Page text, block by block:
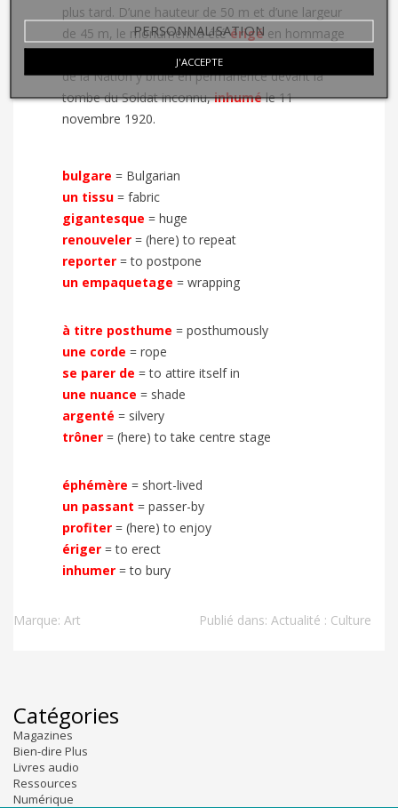
plus tard. D’une hauteur de 50 m et d’une largeur
de 45 m, le monument a été érigé en hommage
aux armées françaises. Depuis 1923, la Flamme
de la Nation y brûle en permanence devant la
tombe du Soldat inconnu, inhumé le 11
novembre 1920.
bulgare = Bulgarian
un tissu = fabric
gigantesque = huge
renouveler = (here) to repeat
reporter = to postpone
un empaquetage = wrapping
à titre posthume = posthumously
une corde = rope
se parer de = to attire itself in
une nuance = shade
argenté = silvery
trôner = (here) to take centre stage
éphémère = short-lived
un passant = passer-by
profiter = (here) to enjoy
ériger = to erect
inhumer = to bury
Marque: Art Publié dans: Actualité : Culture
PERSONNALISATION
J'ACCEPTE
Catégories
Magazines
Bien-dire Plus
Livres audio
Ressources
Numérique